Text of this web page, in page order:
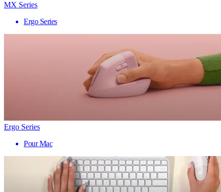
MX Series
Ergo Series
Ergo Series
Pour Mac